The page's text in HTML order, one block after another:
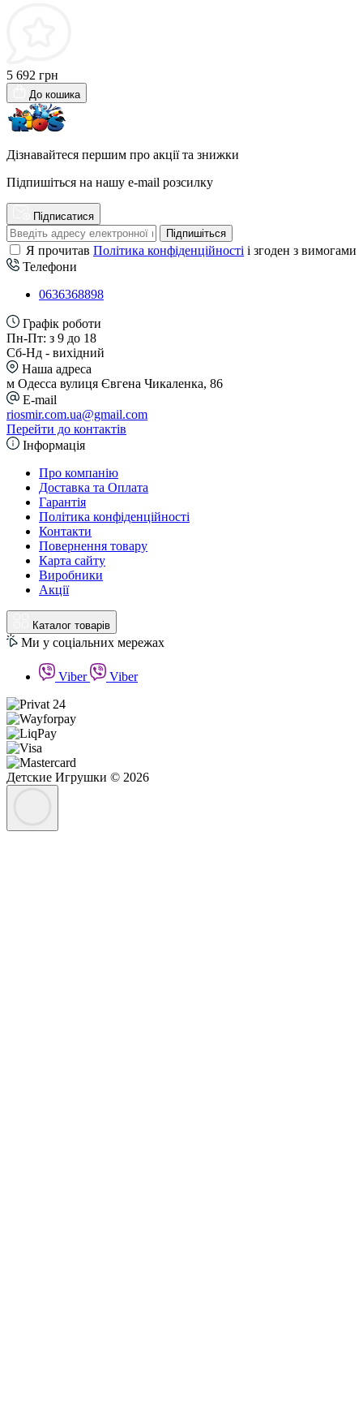
5 692 грн
До кошика
Дізнавайтеся першим про акції та знижки
Підпишіться на нашу e-mail розсилку
Підписатися
Підпишіться
Я прочитав Політика конфіденційності і згоден з вимогами
Телефони
0636368898
Графік роботи
Пн-Пт: з 9 до 18
Сб-Нд - вихідний
Наша адреса
м Одесса вулиця Євгена Чикаленка, 86
E-mail
riosmir.com.ua@gmail.com
Перейти до контактів
Інформація
Про компанію
Доставка та Оплата
Гарантія
Політика конфіденційності
Контакти
Повернення товару
Карта сайту
Виробники
Акції
Каталог товарів
Ми у соціальних мережах
Viber Viber
Детские Игрушки © 2026